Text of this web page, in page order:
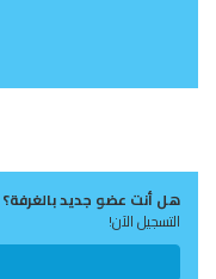
هل أنت عضو جديد بالغرفة؟
التسجيل الآن!